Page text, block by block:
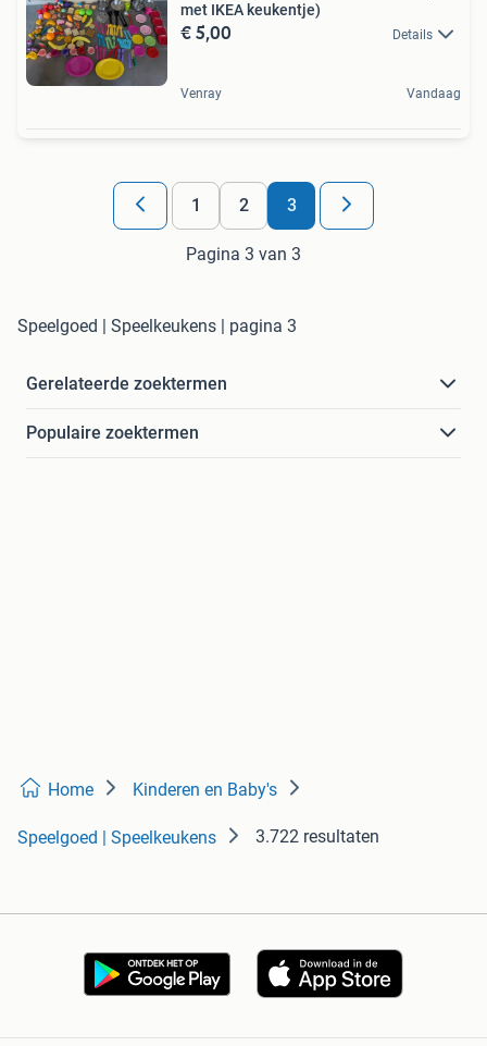
met IKEA keukentje)
€ 5,00 Details
Venray Vandaag
1 2 3
Pagina 3 van 3
Speelgoed | Speelkeukens | pagina 3
Gerelateerde zoektermen
Populaire zoektermen
Home Kinderen en Baby's
Speelgoed | Speelkeukens 3.722 resultaten